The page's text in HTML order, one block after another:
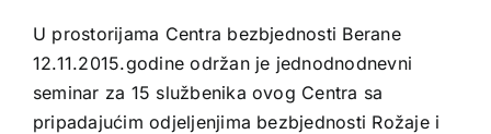
U prostorijama Centra bezbjednosti Berane
12.11.2015.godine održan je jednodnodnevni
seminar za 15 službenika ovog Centra sa
pripadajućim odjeljenjima bezbjednosti Rožaje i